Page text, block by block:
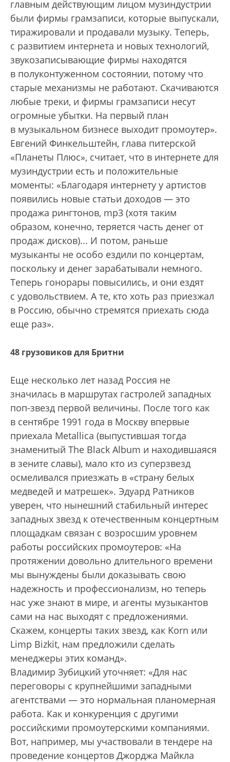
главным действующим лицом музиндустрии
были фирмы грамзаписи, которые выпус­кали,
тиражировали и продавали музыку. Теперь,
с развитием интернета и новых технологий,
звукозаписывающие фирмы находятся
в полуконтуженном состоянии, потому что
старые механизмы не работают. Скачиваются
любые треки, и фирмы грамзаписи несут
огромные убытки. На первый план
в музыкальном бизнесе выходит промоутер».
Евгений Финкельштейн, глава питерской
«Планеты Плюс», считает, что в интернете для
музиндустрии есть и положительные
моменты: «Благодаря интернету у артистов
появились новые статьи доходов — это
продажа рингтонов, mp3 (хотя таким
образом, конечно, теряется часть денег от
продаж дисков)... И потом, раньше
музыканты не особо ездили по концертам,
поскольку и денег зарабатывали немного.
Теперь гонорары повысились, и они ездят
с удовольствием. А те, кто хоть раз приезжал
в Россию, обычно стремятся приехать сюда
еще раз».
48 грузовиков для Бритни
Еще несколько лет назад Россия не
значилась в маршрутах гастролей западных
поп-звезд первой величины. После того как
в сентябре 1991 года в Москву впервые
приехала Metallica (выпустившая тогда
знаменитый The Black Album и находившаяся
в зените славы), мало кто из суперзвезд
осмеливался приезжать в «страну белых
медведей и матрешек». Эдуард Ратников
уверен, что нынешний стабильный интерес
западных звезд к отечественным концертным
площадкам связан с возросшим уровнем
работы российских промоутеров: «На
протяжении довольно длительного времени
мы вынуждены были доказывать свою
надежность и профессионализм, но теперь
нас уже знают в мире, и агенты музыкантов
сами на нас выходят с предложениями.
Скажем, концерты таких звезд, как Korn или
Limp Bizkit, нам предложили сделать
менеджеры этих команд».
Владимир Зубицкий уточняет: «Для нас
переговоры с крупнейшими западными
агентствами — это нормальная планомерная
работа. Как и конкуренция с другими
российскими промоутерскими компаниями.
Вот, например, мы участвовали в тендере на
проведение концертов Джорджа Майкла